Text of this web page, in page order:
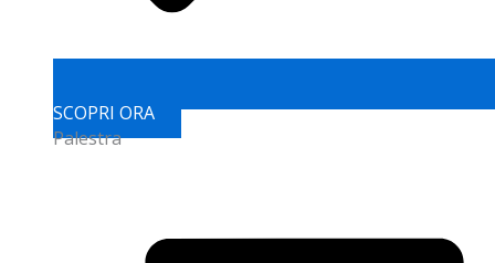
SCOPRI ORA
Palestra